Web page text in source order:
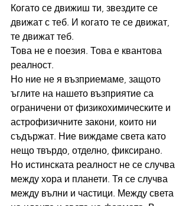
Когато се движиш ти, звездите се
движат с теб. И когато те се движат,
те движат теб.
Това не е поезия. Това е квантова
реалност.
Но ние не я възприемаме, защото
ъглите на нашето възприятие са
ограничени от физикохимическите и
астрофизичните закони, които ни
съдържат. Ние виждаме света като
нещо твърдо, отделно, фиксирано.
Но истинската реалност не се случва
между хора и планети. Тя се случва
между вълни и частици. Между света